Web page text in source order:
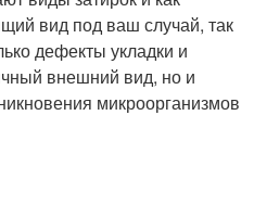
вид под ваш случай, так
дефекты укладки и
внешний вид, но и
микроорганизмов